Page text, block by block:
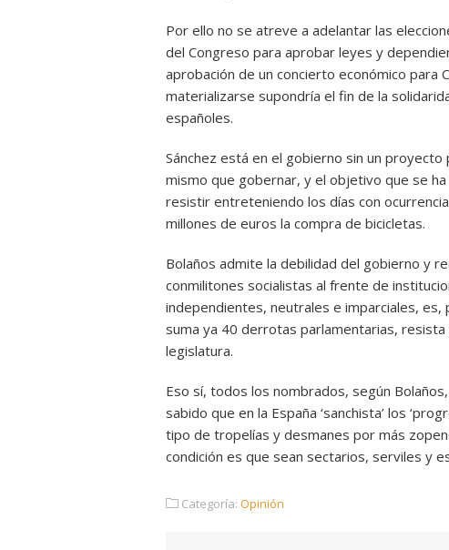
Por ello no se atreve a adelantar las
del Congreso para aprobar leyes y
aprobación de un concierto económico para
materializarse supondría el fin de la
españoles.
Sánchez está en el gobierno sin un
mismo que gobernar, y el objetivo que se
resistir entreteniendo los días con
millones de euros la compra de bicicletas.
Bolaños admite la debilidad del gobierno y
conmilitones socialistas al frente de
independientes, neutrales e imparciales,
suma ya 40 derrotas parlamentarias,
legislatura.
Eso sí, todos los nombrados, según
sabido que en la España ‘sanchista’ los
tipo de tropelías y desmanes por más
condición es que sean sectarios, serviles y
Categoría: Opinión